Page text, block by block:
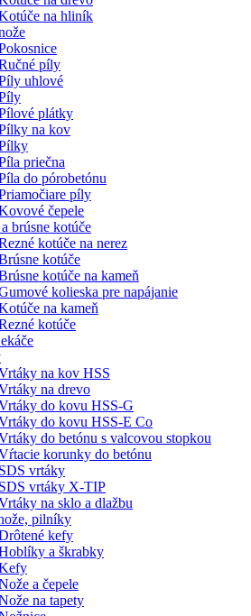
na hliník
píly
uhlové
plátky
na kov
priečna
do pórobetónu
píly
čepele
brúsne kotúče
kotúče na nerez
kotúče
kotúče na kameň
kolieska pre napájanie
na kameň
kotúče
na kov HSS
na drevo
do kovu HSS-G
do kovu HSS-E Co
do betónu s valcovou stopkou
korunky do betónu
SDS vrtáky
SDS vrtáky X-TIP
na sklo a dlažbu
pilníky
kefy
a škrabky
a čepele
na tapety